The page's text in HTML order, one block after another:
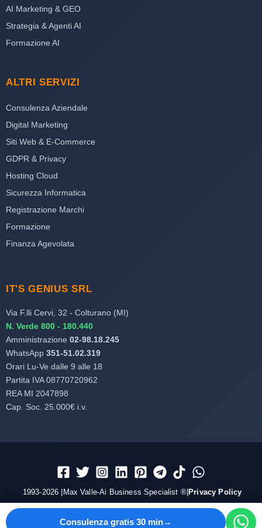
AI Marketing & GEO
Strategia & Agenti AI
Formazione AI
ALTRI SERVIZI
Consulenza Aziendale
Digital Marketing
Siti Web & E-Commerce
GDPR & Privacy
Hosting Cloud
Sicurezza Informatica
Registrazione Marchi
Formazione
Finanza Agevolata
IT'S GENIUS SRL
Via F.lli Cervi, 32 - Colturano (MI)
N. Verde 800 - 180.440
Amministrazione 02-98.18.245
WhatsApp 351-51.02.319
Orari Lu-Ve dalle 9 alle 18
Partita IVA 08770720962
REA MI 2047898
Cap. Soc. 25.000€ i.v.
1993-2026 |Max Valle-Ai Business Specialist ®| Privacy Policy
Consulenza gratis 30 min